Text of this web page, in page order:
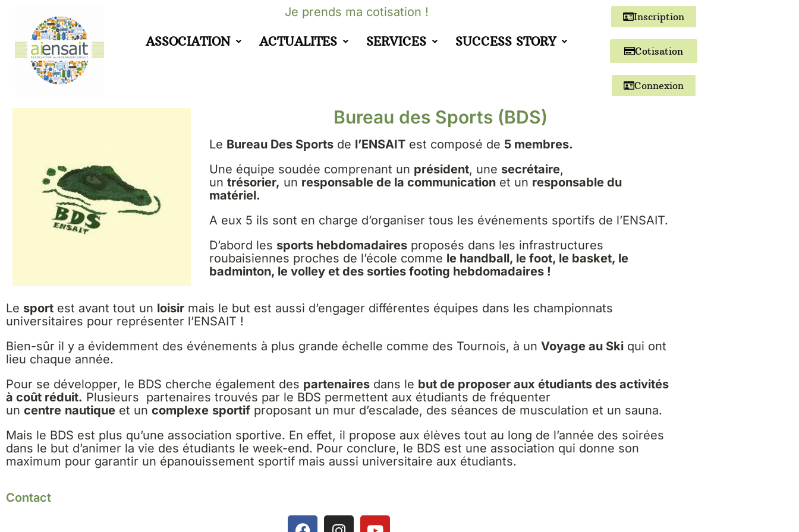
Aller
au
contenu
Je prends ma cotisation !
ASSOCIATION ACTUALITES SERVICES SUCCESS STORY
Inscription
Cotisation
Connexion
Bureau des Sports (BDS)
Le Bureau Des Sports de l’ENSAIT est composé de 5 membres.
Une équipe soudée comprenant un président, une secrétaire,
un trésorier, un responsable de la communication et un responsable du
matériel.
A eux 5 ils sont en charge d’organiser tous les événements sportifs de l’ENSAIT.
D’abord les sports hebdomadaires proposés dans les infrastructures
roubaisiennes proches de l’école comme le handball, le foot, le basket, le
badminton, le volley et des sorties footing hebdomadaires !
Le sport est avant tout un loisir mais le but est aussi d’engager différentes équipes dans les championnats
universitaires pour représenter l’ENSAIT !
Bien-sûr il y a évidemment des événements à plus grande échelle comme des Tournois, à un Voyage au Ski qui ont
lieu chaque année.
Pour se développer, le BDS cherche également des partenaires dans le but de proposer aux étudiants des activités
à coût réduit. Plusieurs partenaires trouvés par le BDS permettent aux étudiants de fréquenter
un centre nautique et un complexe sportif proposant un mur d’escalade, des séances de musculation et un sauna.
Mais le BDS est plus qu’une association sportive. En effet, il propose aux élèves tout au long de l’année des soirées
dans le but d’animer la vie des étudiants le week-end. Pour conclure, le BDS est une association qui donne son
maximum pour garantir un épanouissement sportif mais aussi universitaire aux étudiants.
Contact